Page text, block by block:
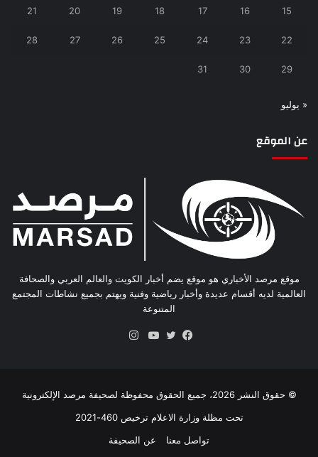
15
16
17
18
19
20
21
22
23
24
25
26
27
28
29
30
31
« يوليو
عن الموقع
موقع مرصد الأخباري هو موقع يضم أخبار الكويت والعالم العربي والصحافة
العالمية لديه أقسام عديدة وأخبار رياضية وفنية ويهتم بجميع نشاطات المجتمع
المتنوعة
© حقوق النشر 2026، جميع الحقوق محفوظة لصحيفة مرصد الإلكترونية
تحت مظلة وزارة الاعلام ترخيص 460-2021
تواصل معنا
عن الصحيفة